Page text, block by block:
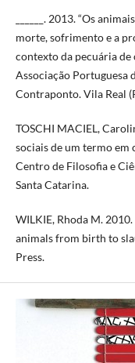
______. 2013. “Os
morte, sofrimento e a
contexto da pecuária de
Associação Portuguesa
Contraponto. Vila Real
TOSCHI MACIEL,
sociais de um termo em
Centro de Filosofia e
Santa Catarina.
WILKIE, Rhoda M.
animals from birth to
Press.